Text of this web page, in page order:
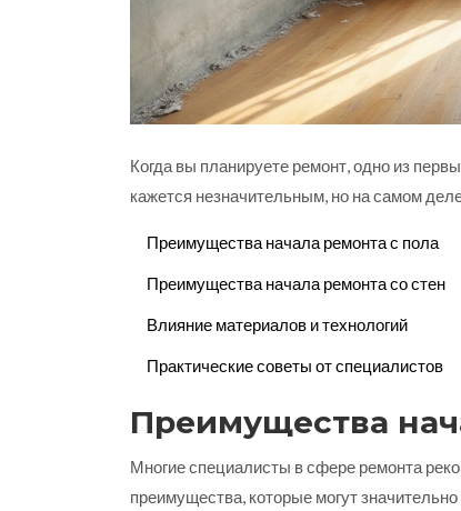
Когда вы планируете ремонт, одно из
кажется незначительным, но на самом
Преимущества начала ремонта с пола
Преимущества начала ремонта со стен
Влияние материалов и технологий
Практические советы от специалистов
Преимущества
Многие специалисты в сфере ремонта
преимущества, которые могут